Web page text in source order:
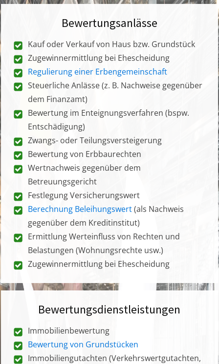
Bewertungsanlässe
Kauf oder Verkauf von Haus bzw. Grundstück
Zugewinnermittlung bei Ehescheidung
Regulierung einer Erbengemeinschaft
Steuerliche Anlässe (z. B. Nachweise gegenüber
dem Finanzamt)
Bewertung im Enteignungsverfahren (bspw.
Entschädigung)
Zwangs- oder Teilungsversteigerung
Bewertung von Erbbaurechten
Wertnachweis gegenüber dem
Betreuungsgericht
Festlegung Versicherungswert
Berechnung Beleihungswert(als Nachweis
gegenüber dem Kreditinstitut)
Ermittlung Werteinfluss von Rechten und
Belastungen (Wohnungsrechte usw.)
Zugewinnermittlung bei Ehescheidung
Bewertungsdienstleistungen
Immobilienbewertung
Bewertung von Grundstücken
Immobiliengutachten (Verkehrswertgutachten,